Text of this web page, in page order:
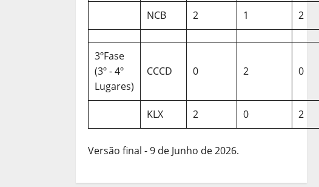
NCB 2 1 2
3ºFase
(3º - 4º
Lugares)
CCCD 0 2 0
KLX 2 0 2
Versão final - 9 de Junho de 2026.